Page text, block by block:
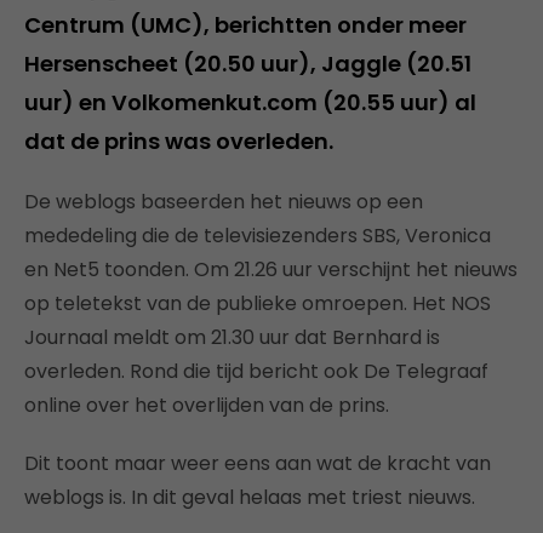
Centrum (UMC), berichtten onder meer
Hersenscheet (20.50 uur), Jaggle (20.51
uur) en Volkomenkut.com (20.55 uur) al
dat de prins was overleden.
De weblogs baseerden het nieuws op een
mededeling die de televisiezenders SBS, Veronica
en Net5 toonden. Om 21.26 uur verschijnt het nieuws
op teletekst van de publieke omroepen. Het NOS
Journaal meldt om 21.30 uur dat Bernhard is
overleden. Rond die tijd bericht ook De Telegraaf
online over het overlijden van de prins.
Dit toont maar weer eens aan wat de kracht van
weblogs is. In dit geval helaas met triest nieuws.